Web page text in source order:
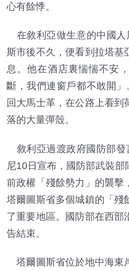
心有餘悸。
在敘利亞做生意的中國人
斯市後不久，便看到拉塔基
息。他在酒店裏惴惴不安
斷，我們連窗戶都不敢開
回大馬士革，在公路上看到
落的大量彈殼。
敘利亞過渡政府國防部發
尼10日宣布，國防部武裝部
前政權「殘餘勢力」的襲擊
塔爾圖斯省多個城鎮的「殘
了重要地區。國防部在西部
告結束。
塔爾圖斯省位於地中海東